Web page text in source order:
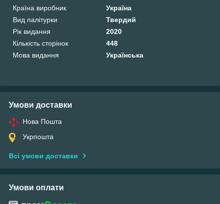
Країна виробник
Україна
Вид палітурки
Твердий
Рік видання
2020
Кількість сторінок
448
Мова видання
Українська
Умови доставки
Нова Пошта
Укрпошта
Всі умови доставки
Умови оплати